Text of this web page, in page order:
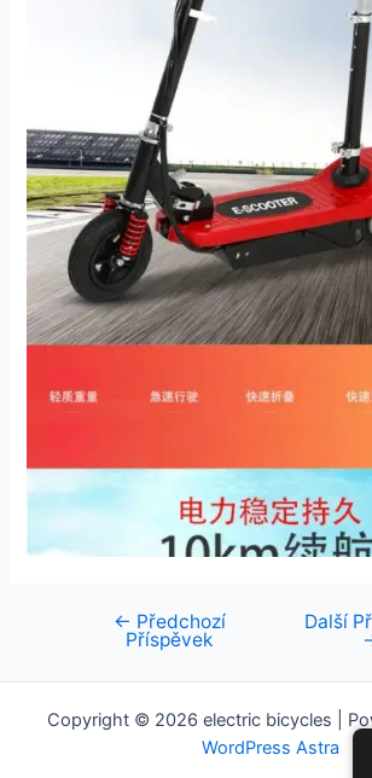
Navigace
příspěvek
← Předchozí
Příspěvek
Další
Copyright © 2026 electric bicycles |
WordPress Astra